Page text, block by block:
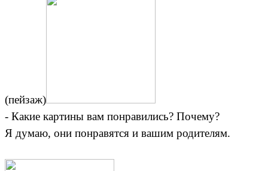
(пейзаж)
- Какие картины вам понравились? Почему?
Я думаю, они понравятся и вашим родителям.